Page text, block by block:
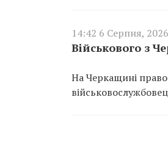
14:42 6 Серпня, 2026
Військового з
На Черкащині